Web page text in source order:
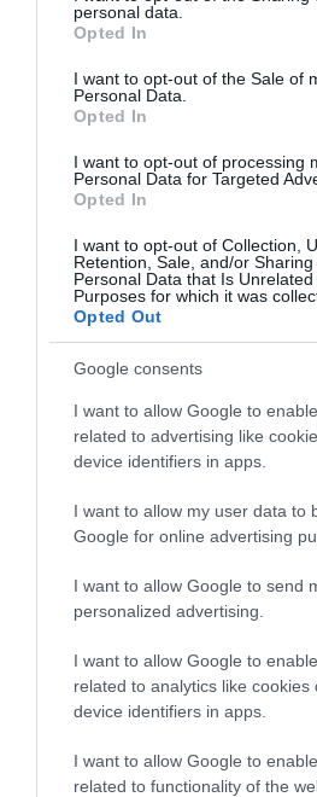
grant or deny consent to Google
use your data for below specified
consent section.
personal data.
Opted In
I want to opt-out of the Sale of
Personal Data.
Opted In
I want to opt-out of processing
Personal Data for Targeted
Opted In
I want to opt-out of Collection,
Retention, Sale, and/or
Personal Data that Is
Purposes for which it was
Opted Out
Google consents
I want to allow Google to
related to advertising like
device identifiers in apps.
I want to allow my user data to
Google for online advertising
I want to allow Google to send
personalized advertising.
I want to allow Google to
related to analytics like cookies
device identifiers in apps.
I want to allow Google to
related to functionality of the
Ο σκύλος μου ο ηλίθιος.
Μια πατρική νουβέλα
Διαθέσιμο
€15,00 €13,50
€15,00 €13,50